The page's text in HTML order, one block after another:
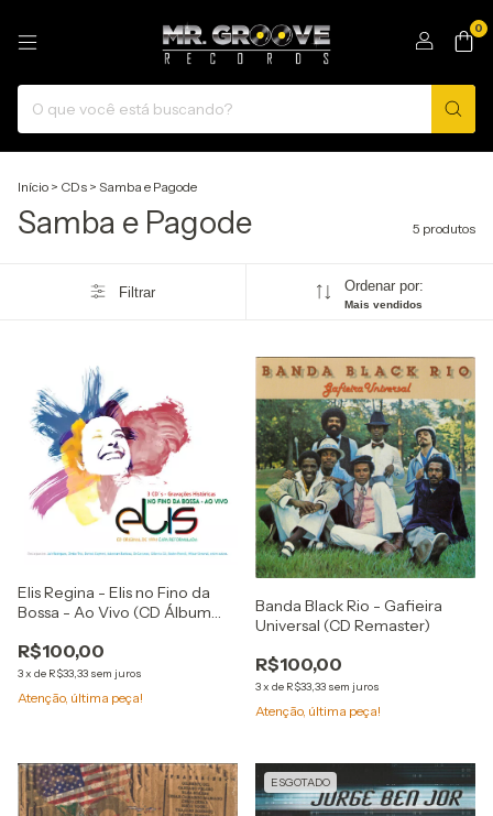
0
Início > CDs > Samba e Pagode
Samba e Pagode 5 produtos
Filtrar Ordenar por:
Mais vendidos
Elis Regina - Elis no Fino da
Bossa - Ao Vivo (CD Álbum
R$100,00
3x de R$33,33 sem juros
Atenção, última peça!
Banda Black Rio - Gafieira
Universal (CD Remaster)
R$100,00
3x de R$33,33 sem juros
Atenção, última peça!
ESGOTADO